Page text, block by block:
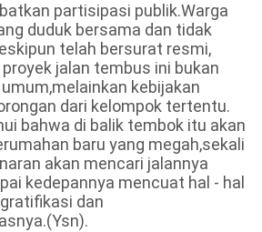
partisipasi publik.Warga
duduk bersama dan tidak
telah bersurat resmi,
jalan tembus ini bukan
kebijakan
dari kelompok tertentu.
bahwa di balik tembok itu akan
baru yang megah,sekali
akan mencari jalannya
kedepannya mencuat hal - hal
dan